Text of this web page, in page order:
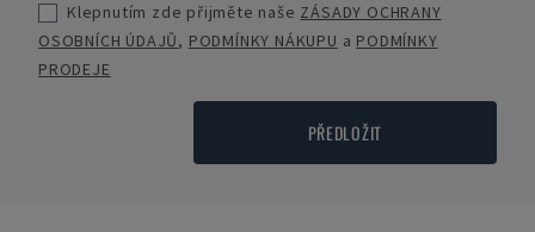
Klepnutím zde přijměte naše ZÁSADY OCHRANY
OSOBNÍCH ÚDAJŮ, PODMÍNKY NÁKUPU a PODMÍNKY
PRODEJE
PŘEDLOŽIT